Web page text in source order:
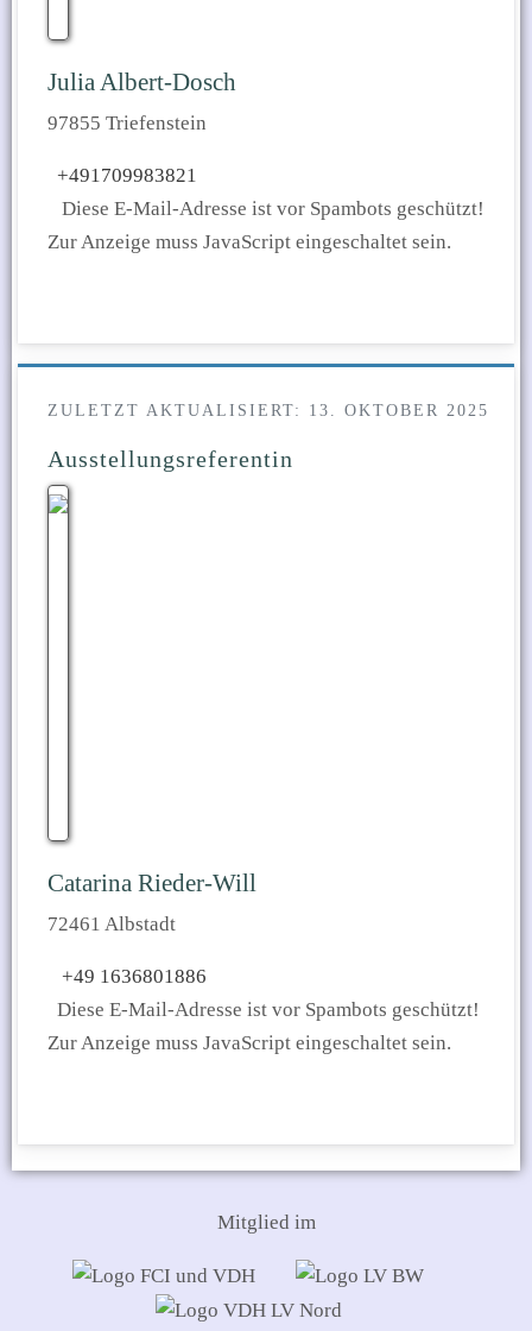
Julia Albert-Dosch
97855 Triefenstein
+491709983821
Diese E-Mail-Adresse ist vor Spambots geschützt!
Zur Anzeige muss JavaScript eingeschaltet sein.
ZULETZT AKTUALISIERT: 13. OKTOBER 2025
Ausstellungsreferentin
Catarina Rieder-Will
72461 Albstadt
+49 1636801886
Diese E-Mail-Adresse ist vor Spambots geschützt!
Zur Anzeige muss JavaScript eingeschaltet sein.
Mitglied im